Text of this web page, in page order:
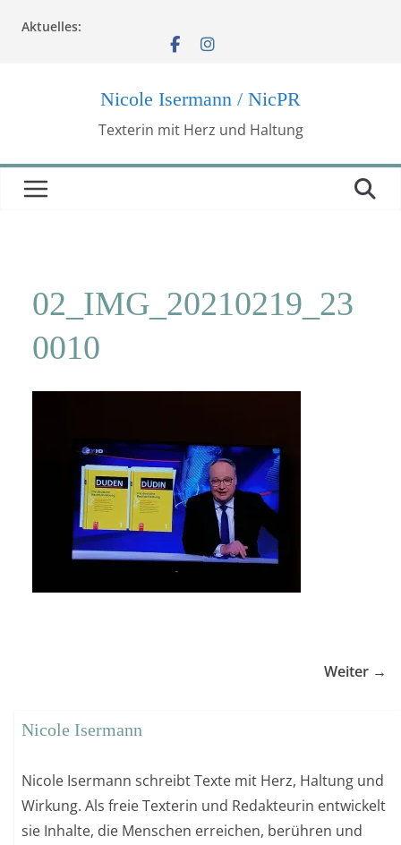
Inhalt
Aktuelles:
Nicole Isermann / NicPR
Texterin mit Herz und Haltung
02_IMG_20210219_23
0010
Weiter →
Nicole Isermann
Nicole Isermann schreibt Texte mit Herz, Haltung und
Wirkung. Als freie Texterin und Redakteurin entwickelt
sie Inhalte, die Menschen erreichen, berühren und